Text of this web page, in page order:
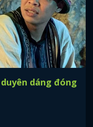
dáng đóng